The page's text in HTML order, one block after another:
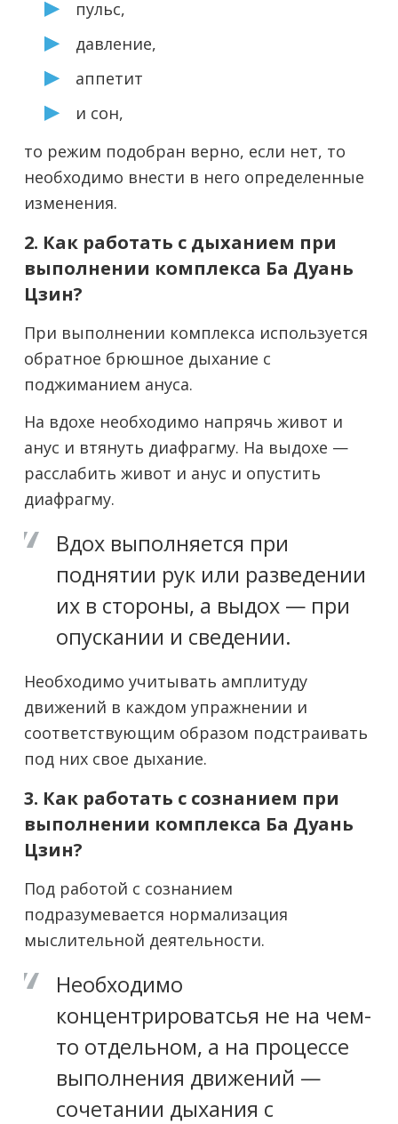
пульс,
давление,
аппетит
и сон,
то режим подобран верно, если нет, то
необходимо внести в него определенные
изменения.
2. Как работать с дыханием при
выполнении комплекса Ба Дуань
Цзин?
При выполнении комплекса используется
обратное брюшное дыхание с
поджиманием ануса.
На вдохе необходимо напрячь живот и
анус и втянуть диафрагму. На выдохе —
расслабить живот и анус и опустить
диафрагму.
Вдох выполняется при
поднятии рук или разведении
их в стороны, а выдох — при
опускании и сведении.
Необходимо учитывать амплитуду
движений в каждом упражнении и
соответствующим образом подстраивать
под них свое дыхание.
3. Как работать с сознанием при
выполнении комплекса Ба Дуань
Цзин?
Под работой с сознанием
подразумевается нормализация
мыслительной деятельности.
Необходимо
концентрироватсья не на чем-
то отдельном, а на процессе
выполнения движений —
сочетании дыхания с